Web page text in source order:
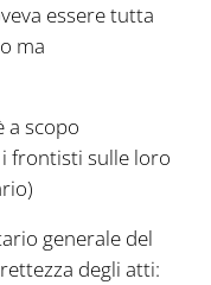
essere tutta
ma
a scopo
frontisti sulle loro
generale del
degli atti: